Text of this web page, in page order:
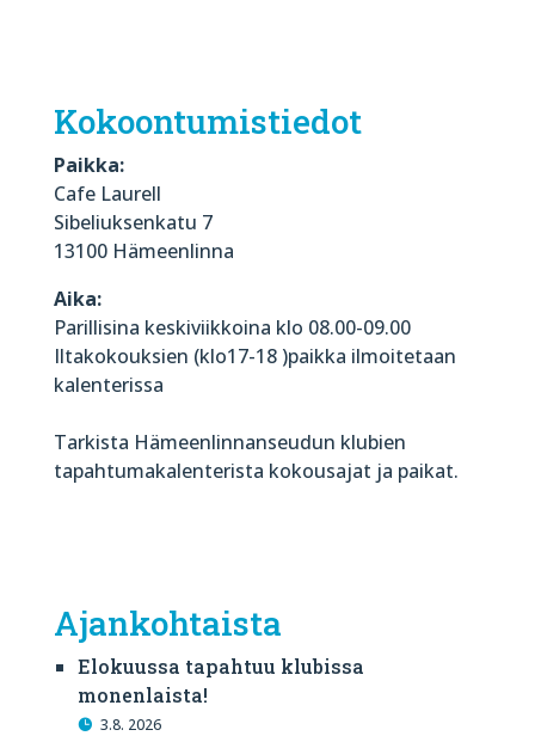
Kokoontumistiedot
Paikka:
Cafe Laurell
Sibeliuksenkatu 7
13100 Hämeenlinna
Aika:
Parillisina keskiviikkoina klo 08.00-09.00
Iltakokouksien (klo17-18 )paikka ilmoitetaan
kalenterissa
Tarkista Hämeenlinnanseudun klubien
tapahtumakalenterista kokousajat ja paikat.
Ajankohtaista
Elokuussa tapahtuu klubissa
monenlaista!
3.8. 2026